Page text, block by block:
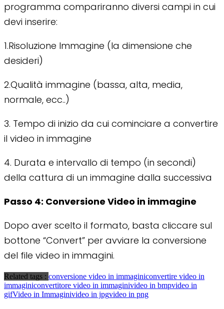
programma compariranno diversi campi in cui
devi inserire:
1.Risoluzione Immagine (la dimensione che
desideri)
2.Qualità immagine (bassa, alta, media,
normale, ecc..)
3. Tempo di inizio da cui cominciare a convertire
il video in immagine
4. Durata e intervallo di tempo (in secondi)
della cattura di un immagine dalla successiva
Passo 4: Conversione Video in immagine
Dopo aver scelto il formato, basta cliccare sul
bottone “Convert” per avviare la conversione
del file video in immagini.
Related tags : conversione video in immaginiconvertire video in
immaginiconvertitore video in immaginivideo in bmpvideo in
gifVideo in Immaginivideo in jpgvideo in png